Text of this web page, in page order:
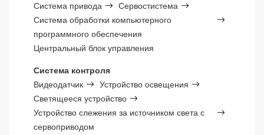
Система привода
Сервостистема
Система обработки компьютерного
программного обеспечения
Центральный блок управления
Система контроля
Видеодатчик
Устройство освещения
Светящееся устройство
Устройство слежения за источником света с
сервоприводом